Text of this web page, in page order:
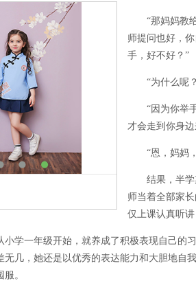
“那妈妈教
师提问也好，
手，好不好？”
“为什么呢
“因为你举
才会走到你身
“恩，妈妈
结果，半
师当着全部家
仅上课认真听
小学一年级开始，就养成了积极表现自己的
无几，她还是以优秀的表达能力和大胆地自
。